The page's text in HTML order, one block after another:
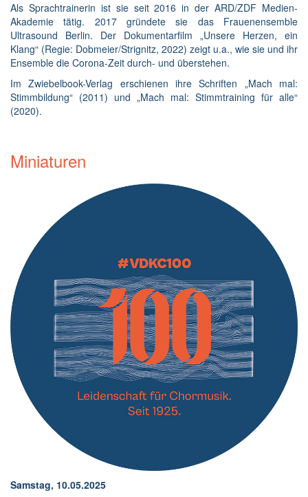
Als Sprachtrainerin ist sie seit 2016 in der ARD/ZDF Medien-
Akademie tätig. 2017 gründete sie das Frauenensemble
Ultrasound Berlin. Der Dokumentarfilm „Unsere Herzen, ein
Klang“ (Regie: Dobmeier/Strignitz, 2022) zeigt u.a., wie sie und ihr
Ensemble die Corona-Zeit durch- und überstehen.
Im Zwiebelbook-Verlag erschienen ihre Schriften „Mach mal:
Stimmbildung“ (2011) und „Mach mal: Stimmtraining für alle“
(2020).
Miniaturen
Samstag, 10.05.2025